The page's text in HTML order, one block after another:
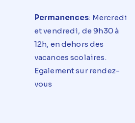
Permanences: Mercredi
etvendredi, de 9h30 à
12h, en dehors des
vacancesscolaires.
Egalement sur rendez-
vous